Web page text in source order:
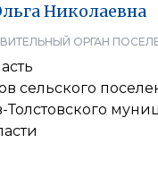
Николаевна
ОРГАН
сельского
Толстовского